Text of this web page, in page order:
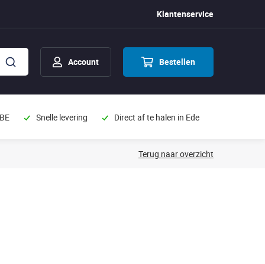
Klantenservice
Bestellen
Account
Snelle levering Direct af te halen in Ede
Terug naar overzicht